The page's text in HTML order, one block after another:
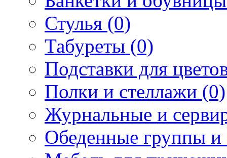
Стулья (0)
Табуреты (0)
Подставки для
Полки и стеллажи (0)
Журнальные и
Обеденные группы и